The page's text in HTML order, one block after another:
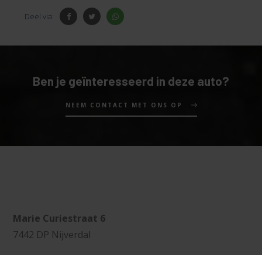
Deel via:
Ben je geïnteresseerd in deze auto?
NEEM CONTACT MET ONS OP
Marie Curiestraat 6
7442 DP Nijverdal